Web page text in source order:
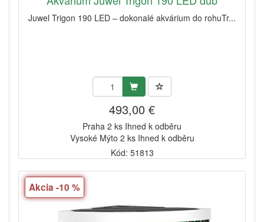
Juwel Trigon 190 LED – dokonalé akvárium do rohuTr...
493,00 €
Praha 2 ks Ihned k odběru
Vysoké Mýto 2 ks Ihned k odběru
Kód: 51813
Akcia -10 %